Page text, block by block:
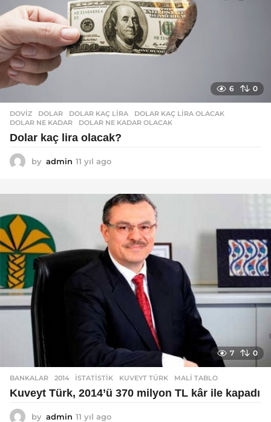
6 0
DOVIZ DOLAR ,DOLAR KAÇ LIRA ,DOLAR KAÇ LIRA OLACAK
DOLAR NE KADAR
,DOLAR NE KADAR OLACAK
Dolar kaç lira olacak?
by admin 11 yıl ago
ı
l
a
g
7 0
BANKALAR 2014 ,ISTATISTIK ,KUVEYT TÜRK ,MALI TABLO
Kuveyt Türk, 2014’ü 370 milyon TL kâr ile kapadı
by admin 11 yıl ago